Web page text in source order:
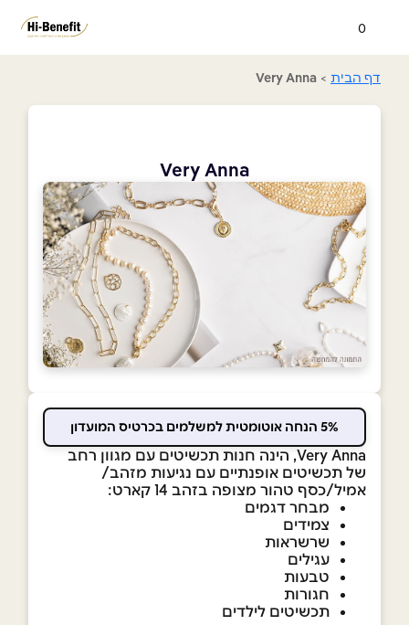
0
דף הבית >
Very Anna
Very Anna
5% הנחה אוטומטית למשלמים בכרטיס המועדון
Very Anna, הינה חנות תכשיטים עם מגוון רחב
של תכשיטים אופנתיים עם נגיעות מזהב/
אמיל/כסף טהור מצופה בזהב 14 קארט:
מבחר דגמים
צמידים
שרשראות
עגילים
טבעות
חגורות
תכשיטים לילדים